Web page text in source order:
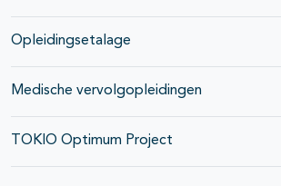
Opleidingsetalage
Medische vervolgopleidingen
TOKIO Optimum Project